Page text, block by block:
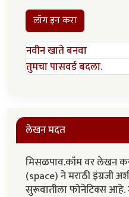
लॉग इन करा
नवीन खाते बनवा
तुमचा पासवर्ड बदला.
लेखन मदत
मिसळपाव.कॉम वर लेखन
(space) ने मराठी इंग्रजी
सुरूवातीला फोनेटिक्स आहे.